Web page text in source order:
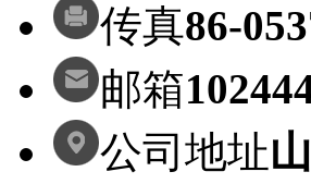
传真86-
邮箱
公司地址